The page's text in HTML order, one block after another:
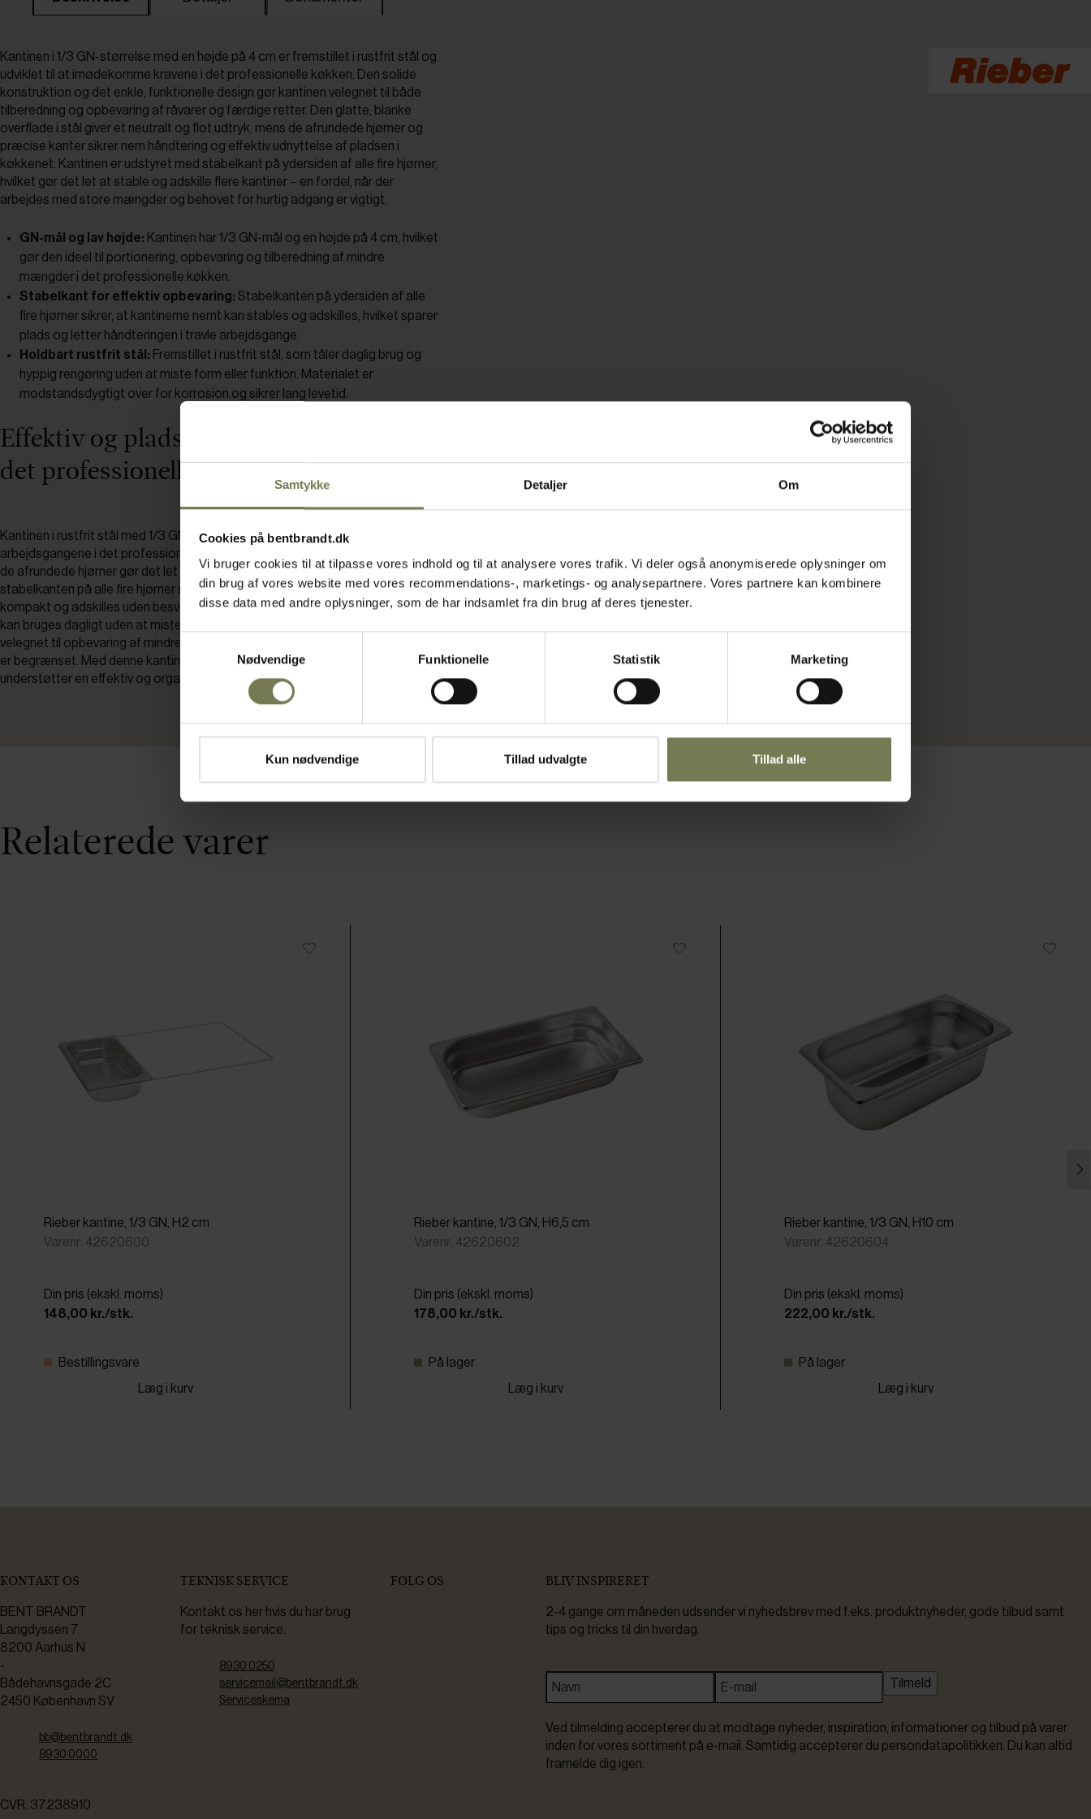
Samtykke Detaljer Om
Cookies på bentbrandt.dk
Vi bruger cookies til at tilpasse vores indhold og til at analysere vores trafik. Vi deler også anonymiserede oplysninger om
din brug af vores website med vores recommendations-, marketings- og analysepartnere. Vores partnere kan kombinere
disse data med andre oplysninger, som de har indsamlet fra din brug af deres tjenester.
Samtykkevalg
Nødvendige
Funktionelle Statistik Marketing
Kun nødvendige Tillad udvalgte Tillad alle
Kantinen i 1/3 GN-størrelse med en højde på 4 cm er fremstillet i rustfrit stål og
udviklet til at imødekomme kravene i det professionelle køkken. Den solide
konstruktion og det enkle, funktionelle design gør kantinen velegnet til både
tilberedning og opbevaring af råvarer og færdige retter. Den glatte, blanke
overflade i stål giver et neutralt og flot udtryk, mens de afrundede hjørner og
præcise kanter sikrer nem håndtering og effektiv udnyttelse af pladsen i
køkkenet. Kantinen er udstyret med stabelkant på ydersiden af alle fire hjørner,
hvilket gør det let at stable og adskille flere kantiner – en fordel, når der
arbejdes med store mængder og behovet for hurtig adgang er vigtigt.
GN-mål og lav højde: Kantinen har 1/3 GN-mål og en højde på 4 cm, hvilket
gør den ideel til portionering, opbevaring og tilberedning af mindre
mængder i det professionelle køkken.
Stabelkant for effektiv opbevaring: Stabelkanten på ydersiden af alle
fire hjørner sikrer, at kantinerne nemt kan stables og adskilles, hvilket sparer
plads og letter håndteringen i travle arbejdsgange.
Holdbart rustfrit stål: Fremstillet i rustfrit stål, som tåler daglig brug og
hyppig rengøring uden at miste form eller funktion. Materialet er
modstandsdygtigt over for korrosion og sikrer lang levetid.
Effektiv og pladsbesparende løsning til
det professionelle køkken
Kantinen i rustfrit stål med 1/3 GN-mål og 4 cm højde er udviklet til at optimere
arbejdsgangene i det professionelle køkken. Den glatte, blanke overflade og
de afrundede hjørner gør det let at håndtere og rengøre kantinen, mens
stabelkanten på alle fire hjørner sikrer, at flere kantiner kan opbevares
kompakt og adskilles uden besvær. Det robuste rustfri stål sikrer, at kantinen
kan bruges dagligt uden at miste funktionalitet, og den lave højde gør den
velegnet til opbevaring af mindre portioner eller til brug i buffeter, hvor pladsen
er begrænset. Med denne kantine får du en praktisk og slidstærk løsning, der
understøtter en effektiv og organiseret hverdag i det professionelle køkken.
Relaterede varer
Rieber kantine, 1/3 GN, H2 cm
Varenr: 42620600
Din pris (ekskl. moms)
148,00 kr./stk.
Bestillingsvare
Læg i kurv
Rieber kantine, 1/3 GN, H6,5 cm
Varenr: 42620602
Din pris (ekskl. moms)
178,00 kr./stk.
På lager
Læg i kurv
Rieber kantine, 1/3 GN, H10 cm
Varenr: 42620604
Din pris (ekskl. moms)
222,00 kr./stk.
På lager
Læg i kurv
KONTAKT OS
BENT BRANDT
Langdyssen 7
8200 Aarhus N
-
Bådehavnsgade 2C
2450 København SV
bb@bentbrandt.dk
8930 0000
CVR: 37238910
TEKNISK SERVICE
Kontakt os her hvis du har brug
for teknisk service.
8930 0250
servicemail@bentbrandt.dk
Serviceskema
FØLG OS BLIV INSPIRERET
2-4 gange om måneden udsender vi nyhedsbrev med f.eks. produktnyheder, gode tilbud samt
tips og tricks til din hverdag.
Tilmeld
Ved tilmelding accepterer du at modtage nyheder, inspiration, informationer og tilbud på varer
inden for vores sortiment på e-mail. Samtidig accepterer du persondatapolitikken. Du kan altid
framelde dig igen.